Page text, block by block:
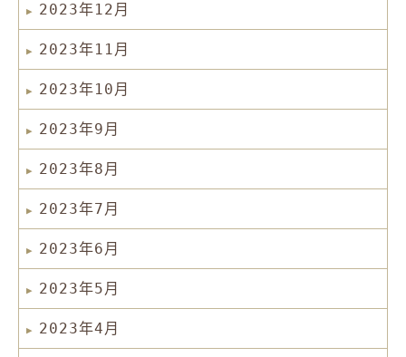
2023年12月
2023年11月
2023年10月
2023年9月
2023年8月
2023年7月
2023年6月
2023年5月
2023年4月